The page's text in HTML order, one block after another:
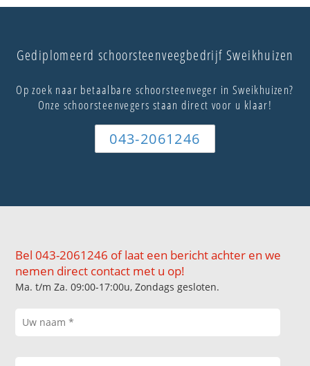
Gediplomeerd schoorsteenveegbedrijf Sweikhuizen
Op zoek naar betaalbare schoorsteenveger in Sweikhuizen?
Onze schoorsteenvegers staan direct voor u klaar!
043-2061246
Bel 043-2061246 of laat een bericht achter en we
nemen direct contact met u op!
Ma. t/m Za. 09:00-17:00u, Zondags gesloten.